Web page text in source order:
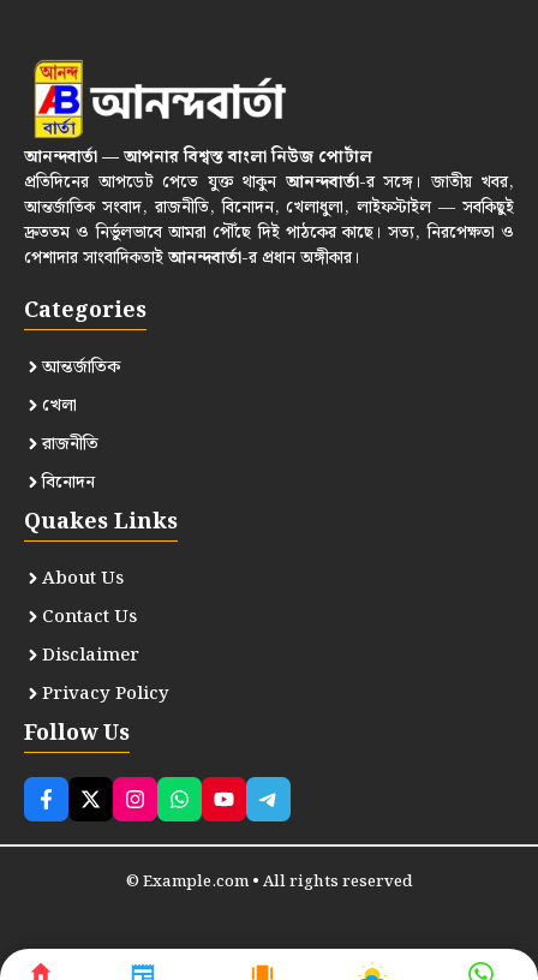
আনন্দবার্তা — আপনার বিশ্বস্ত বাংলা নিউজ পোর্টাল
প্রতিদিনের আপডেট পেতে যুক্ত থাকুনআনন্দবার্তা-র সঙ্গে। জাতীয় খবর,
আন্তর্জাতিক সংবাদ, রাজনীতি, বিনোদন, খেলাধুলা, লাইফস্টাইল — সবকিছুই
দ্রুততম ও নির্ভুলভাবে আমরা পৌঁছে দিই পাঠকের কাছে। সত্য, নিরপেক্ষতা ও
পেশাদার সাংবাদিকতাইআনন্দবার্তা-র প্রধান অঙ্গীকার।
Categories
আন্তর্জাতিক
খেলা
রাজনীতি
বিনোদন
Quakes Links
About Us
Contact Us
Disclaimer
Privacy Policy
Follow Us
© Example.com • All rights reserved